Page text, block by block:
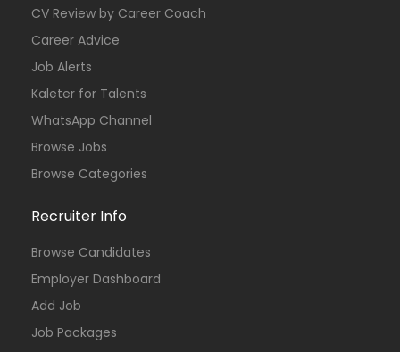
CV Review by Career Coach
Career Advice
Job Alerts
Kaleter for Talents
WhatsApp Channel
Browse Jobs
Browse Categories
Recruiter Info
Browse Candidates
Employer Dashboard
Add Job
Job Packages